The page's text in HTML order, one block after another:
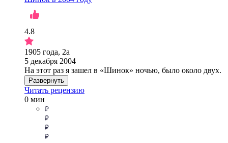
4.8
1905 года, 2а
5 декабря 2004
На этот раз я зашел в «Шинок» ночью, было около двух.
Развернуть
Читать рецензию
0 мин